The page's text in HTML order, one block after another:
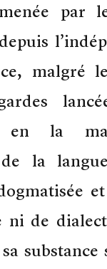
par
malgré
en la
la
ni de
substance